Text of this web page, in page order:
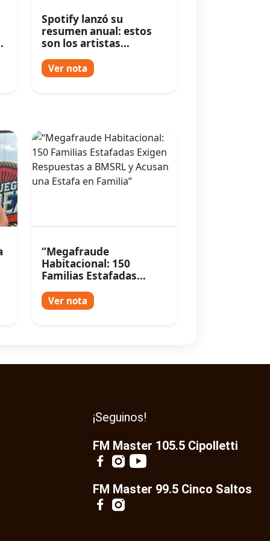
Spotify lanzó su
resumen anual: estos
son los artistas
escuchados
Ver nota
“Megafraude
Habitacional: 150
Familias Estafadas
BMSRL y Acusan una
Estafa en Familia”
Ver nota
¡Seguinos!
FM Master 105.5 Cipolletti
FM Master 99.5 Cinco Saltos